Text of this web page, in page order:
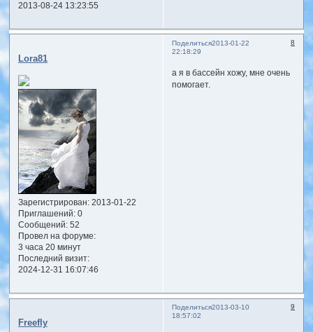
2013-08-24 13:23:55
Поделиться 8
2013-01-22
22:18:29
Lora81
Зарегистрирован: 2013-01-22
Приглашений:0
Сообщений:52
Провел на форуме:
3 часа 20 минут
Последний визит:
2024-12-31 16:07:46
а я в бассейн хожу, мне очень
помогает.
Поделиться 9
2013-03-10
18:57:02
Freefly